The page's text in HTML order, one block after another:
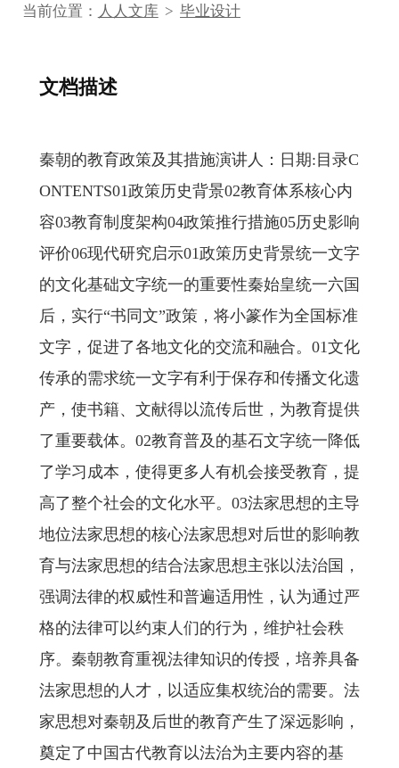
当前位置： 人人文库 > 毕业设计
文档描述
秦朝的教育政策及其措施演讲人：日期:目录C
ONTENTS01政策历史背景02教育体系核心内
容03教育制度架构04政策推行措施05历史影响
评价06现代研究启示01政策历史背景统一文字
的文化基础文字统一的重要性秦始皇统一六国
后，实行“书同文”政策，将小篆作为全国标准
文字，促进了各地文化的交流和融合。01文化
传承的需求统一文字有利于保存和传播文化遗
产，使书籍、文献得以流传后世，为教育提供
了重要载体。02教育普及的基石文字统一降低
了学习成本，使得更多人有机会接受教育，提
高了整个社会的文化水平。03法家思想的主导
地位法家思想的核心法家思想对后世的影响教
育与法家思想的结合法家思想主张以法治国，
强调法律的权威性和普遍适用性，认为通过严
格的法律可以约束人们的行为，维护社会秩
序。秦朝教育重视法律知识的传授，培养具备
法家思想的人才，以适应集权统治的需要。法
家思想对秦朝及后世的教育产生了深远影响，
奠定了中国古代教育以法治为主要内容的基